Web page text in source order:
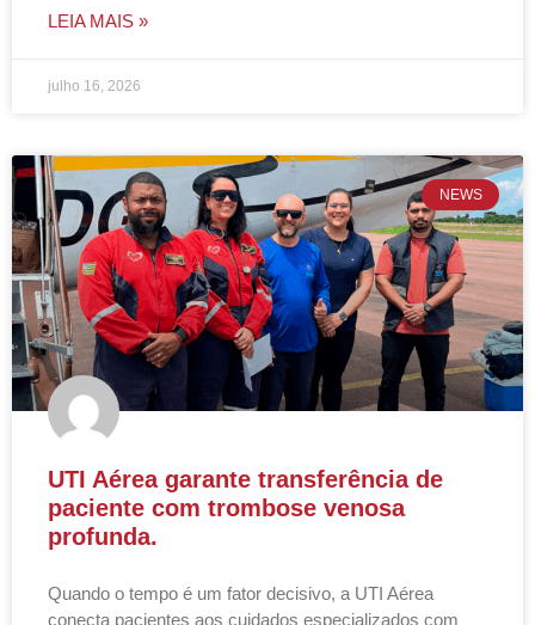
LEIA MAIS »
julho 16, 2026
NEWS
UTI Aérea garante transferência de
paciente com trombose venosa
profunda.
Quando o tempo é um fator decisivo, a UTI Aérea
conecta pacientes aos cuidados especializados com